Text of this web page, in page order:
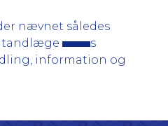
nævnet således
tandlæge
s
information og